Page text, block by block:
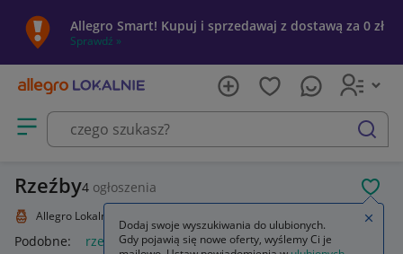
Allegro Smart! Kupuj i sprzedawaj z dostawą za 0 zł
Sprawdź »
Otwórz menu z kategoriami
szukaj
Rzeźby4 ogłoszenia
Allegro Lokalnie
Podobne: rzeźba rzeźba ogrodowa twarz rzeźba kobiety
Dodaj swoje wyszukiwania do ulubionych.
Gdy pojawią się nowe oferty, wyślemy Ci je